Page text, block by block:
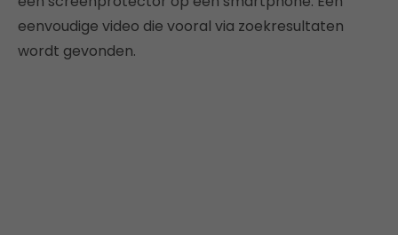
eenvoudige video die vooral via zoekresultaten
wordt gevonden.